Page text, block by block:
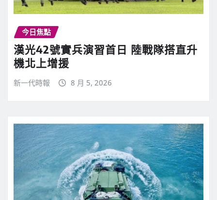
今日焦點
漢光42號實兵演習首日 陸戰隊搭直升
機北上增援
新一代時報 8 月 5, 2026